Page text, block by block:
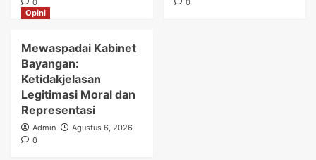
0
0
Opini
Mewaspadai Kabinet
Bayangan:
Ketidakjelasan
Legitimasi Moral dan
Representasi
Admin
Agustus 6, 2026
0